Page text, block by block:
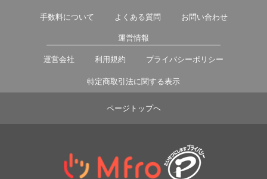
手数料について よくある質問 お問い合わせ
運営情報
運営会社 利用規約 プライバシーポリシー
特定商取引法に関する表示
ページトップヘ